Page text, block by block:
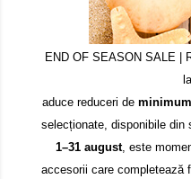
END OF SEASON SALE |
aduce reduceri de
selecționate, disponibile din
1–31 august, este
accesorii care completează